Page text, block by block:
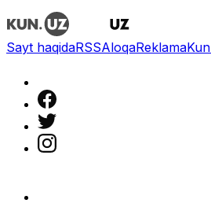
Sayt haqidaRSSAloqaReklama